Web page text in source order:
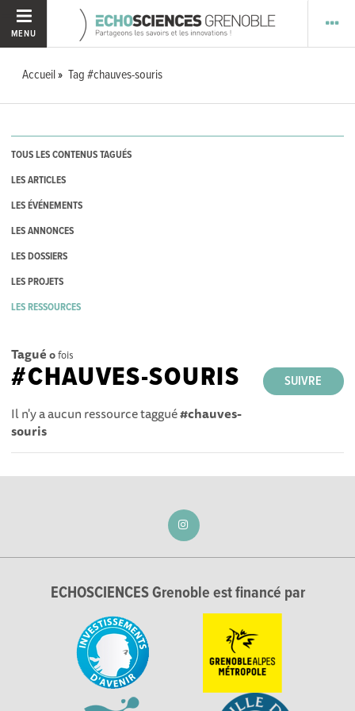
MENU
Accueil Tag #chauves-souris
TOUS LES CONTENUS TAGUÉS
LES ARTICLES
LES ÉVÉNEMENTS
LES ANNONCES
LES DOSSIERS
LES PROJETS
LES RESSOURCES
Tagué 0fois
SUIVRE
#CHAUVES-SOURIS
Il n'y a aucun ressource taggué#chauves-
souris
ECHOSCIENCES Grenoble est financé par